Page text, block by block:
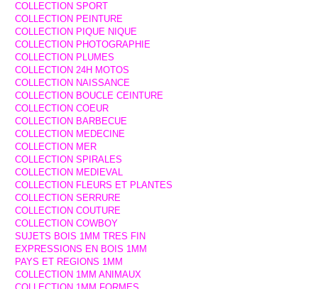
COLLECTION SPORT
COLLECTION PEINTURE
COLLECTION PIQUE NIQUE
COLLECTION PHOTOGRAPHIE
COLLECTION PLUMES
COLLECTION 24H MOTOS
COLLECTION NAISSANCE
COLLECTION BOUCLE CEINTURE
COLLECTION COEUR
COLLECTION BARBECUE
COLLECTION MEDECINE
COLLECTION MER
COLLECTION SPIRALES
COLLECTION MEDIEVAL
COLLECTION FLEURS ET PLANTES
COLLECTION SERRURE
COLLECTION COUTURE
COLLECTION COWBOY
SUJETS BOIS 1MM TRES FIN
EXPRESSIONS EN BOIS 1MM
PAYS ET REGIONS 1MM
COLLECTION 1MM ANIMAUX